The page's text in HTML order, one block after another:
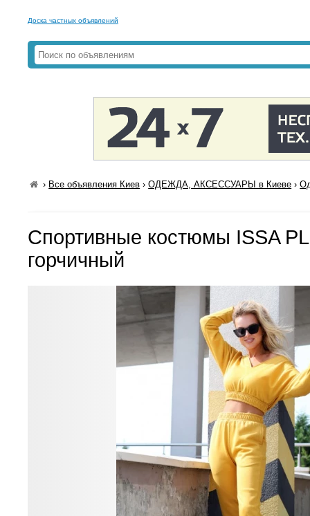
Доска частных объявлений
› Все объявления Киев ›ОДЕЖДА, АКСЕССУАРЫ в Киеве ›
Спортивные костюмы ISSA
горчичный